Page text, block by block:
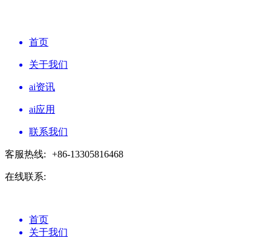
首页
关于我们
ai资讯
ai应用
联系我们
客服热线: +86-13305816468
在线联系:
首页
关于我们